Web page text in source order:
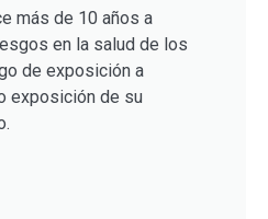
más de 10 años a
en la salud de los
de exposición a
exposición de su